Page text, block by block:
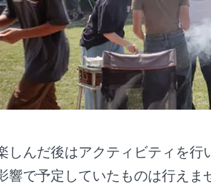
しんだ後はアクティビティを行
響で予定していたものは行え